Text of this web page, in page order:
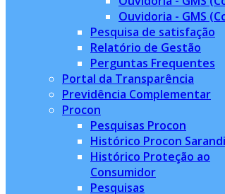
Ouvidoria - GMS
Pesquisa de satisfação
Relatório de Gestão
Perguntas Frequentes
Portal da Transparência
Previdência Complementar
Procon
Pesquisas Procon
Histórico Procon Sarandi
Histórico Proteção ao
Consumidor
Pesquisas